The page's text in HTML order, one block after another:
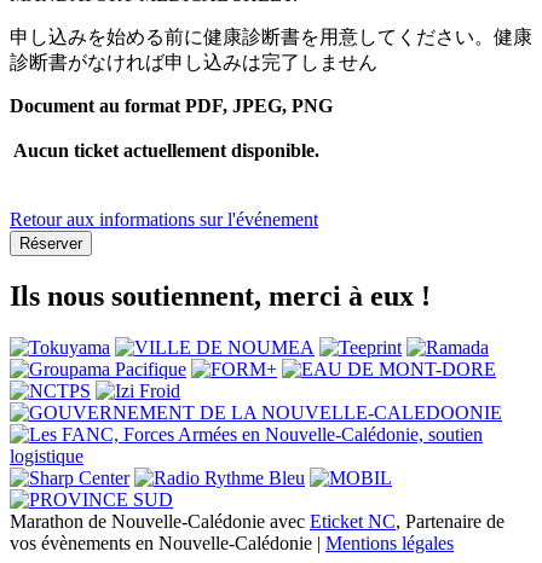
申し込みを始める前に健康診断書を用意してください。健康
診断書がなければ申し込みは完了しません
Document au format PDF, JPEG, PNG
Aucun ticket actuellement disponible.
Retour aux informations sur l'événement
Réserver
Ils nous soutiennent, merci à eux !
Marathon de Nouvelle-Calédonie avec Eticket NC, Partenaire de
vos évènements en Nouvelle-Calédonie | Mentions légales